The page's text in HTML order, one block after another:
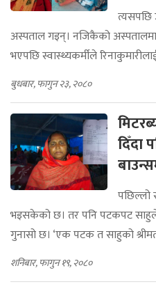
त्यसपछि
अस्पताल गइन्। नजिकैको
भएपछि स्वास्थ्यकर्मीले
बुधबार, फागुन २३, २०८०
दिँदा
पछिल्लो
भइसकेको छ। तर पनि पटकपट
गुनासो छ। ‘एक पटक त साहुको
शनिबार, फागुन १९, २०८०